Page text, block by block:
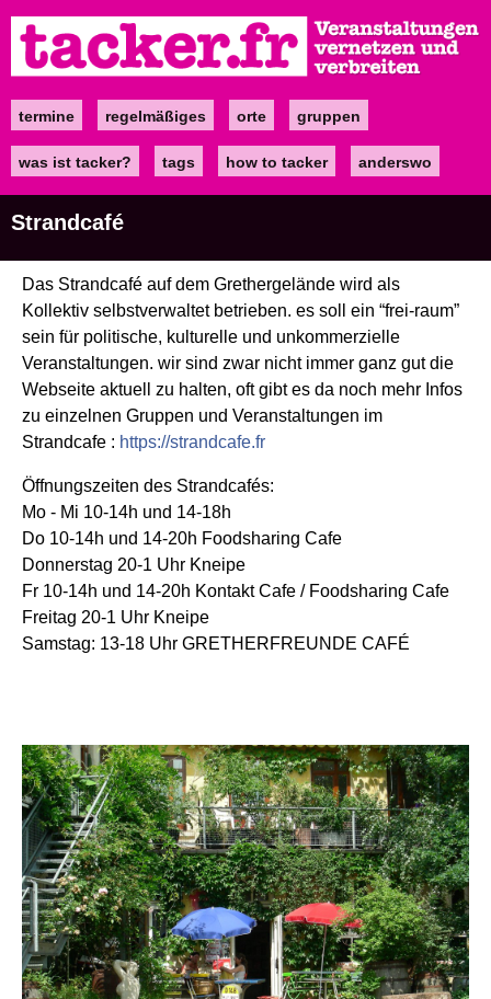
zum
Inhalt
Maintermine regelmäßiges orte gruppen
was ist tacker? tags how to tacker anderswo
Strandcafé
Das Strandcafé auf dem Grethergelände wird als
Kollektiv selbstverwaltet betrieben. es soll ein “frei-raum”
sein für politische, kulturelle und unkommerzielle
Veranstaltungen. wir sind zwar nicht immer ganz gut die
Webseite aktuell zu halten, oft gibt es da noch mehr Infos
zu einzelnen Gruppen und Veranstaltungen im
Strandcafe : https://strandcafe.fr
Öffnungszeiten des Strandcafés:
Mo - Mi 10-14h und 14-18h
Do 10-14h und 14-20h Foodsharing Cafe
Donnerstag 20-1 Uhr Kneipe
Fr 10-14h und 14-20h Kontakt Cafe / Foodsharing Cafe
Freitag 20-1 Uhr Kneipe
Samstag: 13-18 Uhr GRETHERFREUNDE CAFÉ